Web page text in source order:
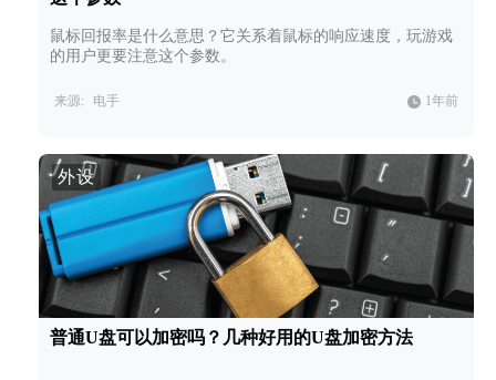
鼠标回报率是什么意思？它关系着鼠标的响应速度，玩游戏
的用户更要注意这个参数。
来源: 电手 1年前
外设
普通U盘可以加密吗？几种好用的U盘加密方法